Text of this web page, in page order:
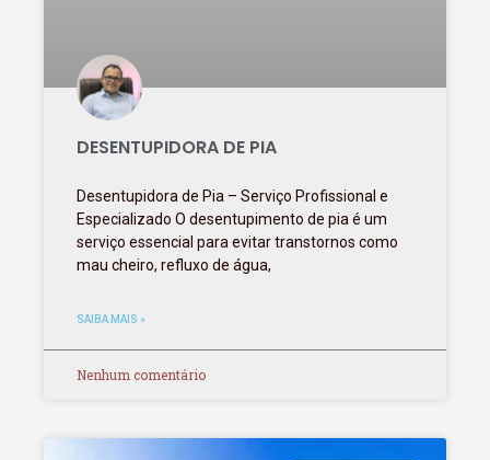
DESENTUPIDORA DE PIA
Desentupidora de Pia – Serviço Profissional e
Especializado O desentupimento de pia é um
serviço essencial para evitar transtornos como
mau cheiro, refluxo de água,
SAIBA MAIS »
Nenhum comentário